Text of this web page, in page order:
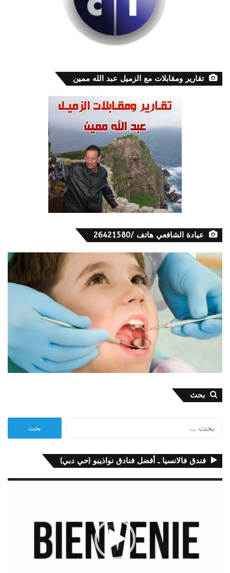
تقارير ومقابلات مع الزميل عبد الله ممين
عيادة الشافعي هاتف /26421580
بحث
فندق فالانسيا ـ أفضل فنادق نواذيبو (حي دبي)
مشغل